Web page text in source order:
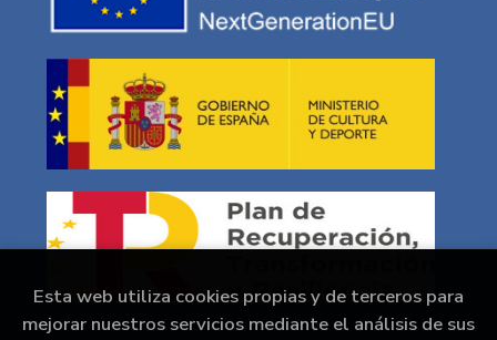
Esta web utiliza cookies propias y de terceros para
mejorar nuestros servicios mediante el análisis de sus